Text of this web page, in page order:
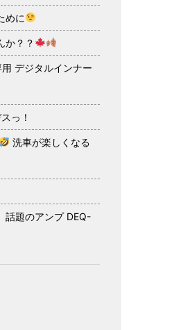
めに
か？？
用 デジタルインナー
っ！
洗車が楽しくなる
話題のアンプ DEQ-